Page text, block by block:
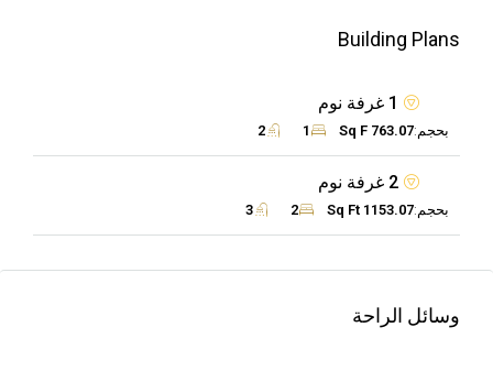
Building Plans
1 غرفة نوم
بحجم:763.07 Sq F
1
2
2 غرفة نوم
بحجم:1153.07 Sq Ft
2
3
وسائل الراحة